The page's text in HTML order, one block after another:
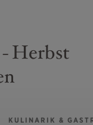
Herbst
KULINARIK &